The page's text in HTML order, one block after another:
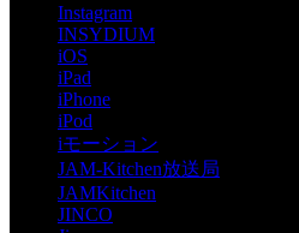
Instagram
INSYDIUM
iOS
iPad
iPhone
iPod
iモーション
JAM-Kitchen放送局
JAMKitchen
JINCO